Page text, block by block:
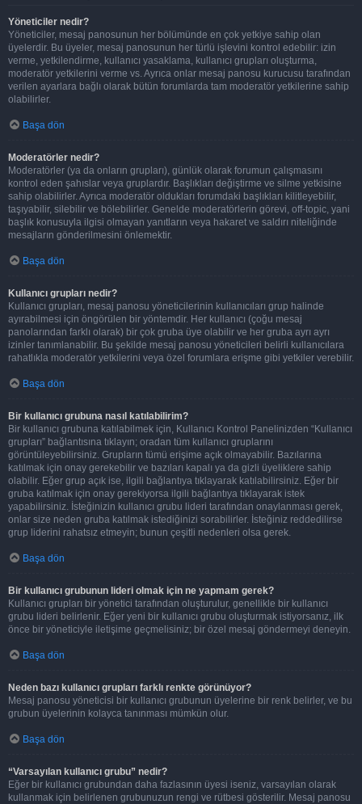
Yöneticiler nedir?
Yöneticiler, mesaj panosunun her bölümünde en çok yetkiye sahip olan
üyelerdir. Bu üyeler, mesaj panosunun her türlü işlevini kontrol edebilir: izin
verme, yetkilendirme, kullanıcı yasaklama, kullanıcı grupları oluşturma,
moderatör yetkilerini verme vs. Ayrıca onlar mesaj panosu kurucusu tarafından
verilen ayarlara bağlı olarak bütün forumlarda tam moderatör yetkilerine sahip
olabilirler.
Başa dön
Moderatörler nedir?
Moderatörler (ya da onların grupları), günlük olarak forumun çalışmasını
kontrol eden şahıslar veya gruplardır. Başlıkları değiştirme ve silme yetkisine
sahip olabilirler. Ayrıca moderatör oldukları forumdaki başlıkları kilitleyebilir,
taşıyabilir, silebilir ve bölebilirler. Genelde moderatörlerin görevi, off-topic, yani
başlık konusuyla ilgisi olmayan yanıtların veya hakaret ve saldırı niteliğinde
mesajların gönderilmesini önlemektir.
Başa dön
Kullanıcı grupları nedir?
Kullanıcı grupları, mesaj panosu yöneticilerinin kullanıcıları grup halinde
ayırabilmesi için öngörülen bir yöntemdir. Her kullanıcı (çoğu mesaj
panolarından farklı olarak) bir çok gruba üye olabilir ve her gruba ayrı ayrı
izinler tanımlanabilir. Bu şekilde mesaj panosu yöneticileri belirli kullanıcılara
rahatlıkla moderatör yetkilerini veya özel forumlara erişme gibi yetkiler verebilir.
Başa dön
Bir kullanıcı grubuna nasıl katılabilirim?
Bir kullanıcı grubuna katılabilmek için, Kullanıcı Kontrol Panelinizden “Kullanıcı
grupları” bağlantısına tıklayın; oradan tüm kullanıcı gruplarını
görüntüleyebilirsiniz. Grupların tümü erişime açık olmayabilir. Bazılarına
katılmak için onay gerekebilir ve bazıları kapalı ya da gizli üyeliklere sahip
olabilir. Eğer grup açık ise, ilgili bağlantıya tıklayarak katılabilirsiniz. Eğer bir
gruba katılmak için onay gerekiyorsa ilgili bağlantıya tıklayarak istek
yapabilirsiniz. İsteğinizin kullanıcı grubu lideri tarafından onaylanması gerek,
onlar size neden gruba katılmak istediğinizi sorabilirler. İsteğiniz reddedilirse
grup liderini rahatsız etmeyin; bunun çeşitli nedenleri olsa gerek.
Başa dön
Bir kullanıcı grubunun lideri olmak için ne yapmam gerek?
Kullanıcı grupları bir yönetici tarafından oluşturulur, genellikle bir kullanıcı
grubu lideri belirlenir. Eğer yeni bir kullanıcı grubu oluşturmak istiyorsanız, ilk
önce bir yöneticiyle iletişime geçmelisiniz; bir özel mesaj göndermeyi deneyin.
Başa dön
Neden bazı kullanıcı grupları farklı renkte görünüyor?
Mesaj panosu yöneticisi bir kullanıcı grubunun üyelerine bir renk belirler, ve bu
grubun üyelerinin kolayca tanınması mümkün olur.
Başa dön
“Varsayılan kullanıcı grubu” nedir?
Eğer bir kullanıcı grubundan daha fazlasının üyesi iseniz, varsayılan olarak
kullanmak için belirlenen grubunuzun rengi ve rütbesi gösterilir. Mesaj panosu